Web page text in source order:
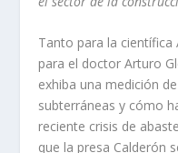
Tanto para la científica
para el doctor Arturo
exhiba una medición
subterráneas y cómo
reciente crisis de
que la presa Calderón